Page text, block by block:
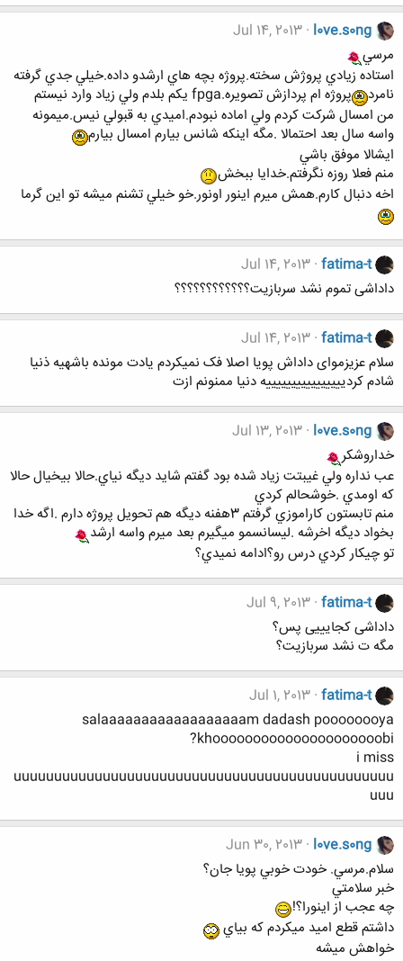
l0ve.s0ng
Jul 14, 2013
مرسي
استاده زيادي پروژش سخته.پروژه بچه هاي ارشدو داده.خيلي جدي گرفته
نامرد
پروژه ام پردازش تصويره.fpga يكم بلدم ولي زياد وارد نيستم
من امسال شركت كردم ولي اماده نبودم.اميدي به قبولي نيس.ميمونه
واسه سال بعد احتمالا .مگه اينكه شانس بيارم امسال بيارم
ايشالا موفق باشي
منم فعلا روزه نگرفتم.خدايا ببخش
اخه دنبال كارم.همش ميرم اينور اونور.خو خيلي تشنم ميشه تو اين گرما
fatima-t
Jul 14, 2013
داداشی تموم نشد سربازیت؟؟؟؟؟؟؟؟؟؟؟؟
fatima-t
Jul 14, 2013
سلام عزیزموای داداش پویا اصلا فک نمیکردم یادت مونده باشهیه ذنیا
شادم کردییییییییییییییییه دنیا ممنونم ازت
l0ve.s0ng
Jul 13, 2013
خداروشكر
عب نداره ولي غيبتت زياد شده بود گفتم شايد ديگه نياي.حالا بيخيال حالا
كه اومدي .خوشحالم كردي
منم تابستون كاراموزي گرفتم 3هفنه ديگه هم تحويل پروژه دارم .اگه خدا
بخواد ديگه اخرشه .ليسانسمو ميگيرم بعد ميرم واسه ارشد
تو چيكار كردي درس رو؟ادامه نميدي؟
fatima-t
Jul 9, 2013
داداشی کجایییی پس؟
مگه ت نشد سربازیت؟
fatima-t
Jul 1, 2013
salaaaaaaaaaaaaaaaaaam dadash poooooooya
khooooooooooooooooooooobi?
i miss
uuuuuuuuuuuuuuuuuuuuuuuuuuuuuuuuuuuuuuuuuuuuuuu
uuu
l0ve.s0ng
Jun 30, 2013
سلام.مرسي. خودت خوبي پويا جان؟
خبر سلامتي
چه عجب از اينورا؟!
داشتم قطع اميد ميكردم كه بياي
خواهش ميشه